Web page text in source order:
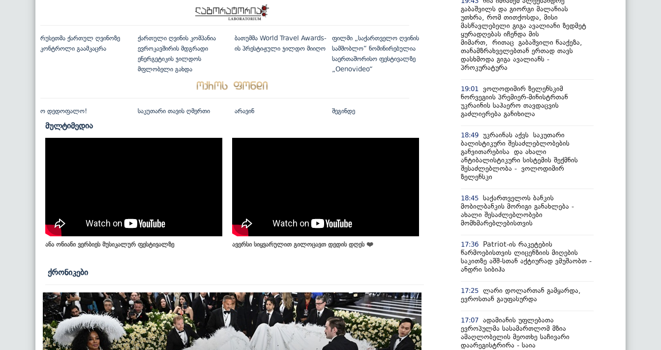
რუსეთმა ქართულ ღვინოზე
კონტროლი გაამკაცრა
ქართული ღვინის კომპანია
ევროკავშირის მდგრადი
ენერგეტიკის ჯილდოს
მფლობელი გახდა
ბათუმმა World Travel Awards-
ის პრესტიჟული ჯილდო მიიღო
ფილმი „საქართველო ღვინის
სამშობლო“ ნომინირებულია
საერთაშორისო ფესტივალზე
„Oenovideo“
ო დედოფალო! საკუთარი თავის ღმერთი არავინ შეგინდე
მულტიმედია
ანა ონიანი ვერბიეს მუსიკალურ ფესტივალზე ავერსი სიყვარულით გილოცავთ დედის დღეს ❤️
ქრონიკები
გაბაშვილს და გიორგი მალანიას
უთხრა, რომ თითქოსდა, მისი
მასწავლებელი გიგა ავალიანი ზედმეტ
ყურადღებას იჩენდა მის
მიმართ, რითაც გაბაშვილი წააქეზა,
თანამზრახველებთან ერთად თავს
დასხმოდა გიგა ავალიანს -
პროკურატურა
19:01
ვოლოდიმირ ზელენსკიმ
ნორვეგიის პრემიერ-მინისტრთან
უკრაინის საჰაერო თავდაცვის
გაძლიერება განიხილა
18:49 უკრაინას აქვს საკუთარი
ბალისტიკური შესაძლებლობების
განვითარებისა და ახალი
ანტიბალისტიკური სისტემის შექმნის
შესაძლებლობა - ვოლოდიმირ
ზელენსკი
18:45 საქართველოს ბანკის
მობილბანკის მორიგი განახლება -
ახალი შესაძლებლობები
მომხმარებლებისთვის
17:36
Patriot-ის რაკეტების
წარმოებისთვის ლიცენზიის მიღების
საკითზე აშშ-სთან აქტიურად ვმუშაობთ -
ანდრი სიბიჰა
17:25 ლარი დოლართან გამყარდა,
ევროსთან გაუფასურდა
17:07 ადამიანის უფლებათა
ევროპულმა სასამართლომ მზია
ამაღლობელის მეოთხე საჩივარი
დაარეგისტრირა - საია